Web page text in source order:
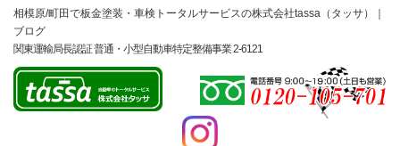
相模原/町田で板金塗装・車検トータルサービスの株式会社tassa（タッサ）｜
ブログ
関東運輸局長認証 普通・小型自動車特定整備事業 2-6121